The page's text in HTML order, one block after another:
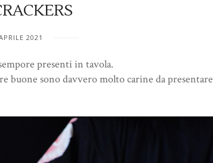
2021
presenti in tavola.
buone sono davvero molto carine da presentare